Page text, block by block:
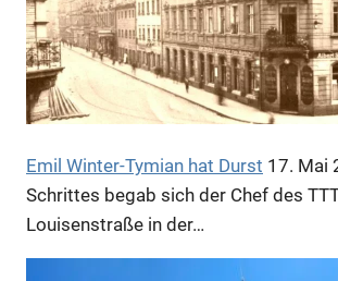
Emil Winter-Tymian hat Durst 17. Mai
Schrittes begab sich der Chef des
Louisenstraße in der…